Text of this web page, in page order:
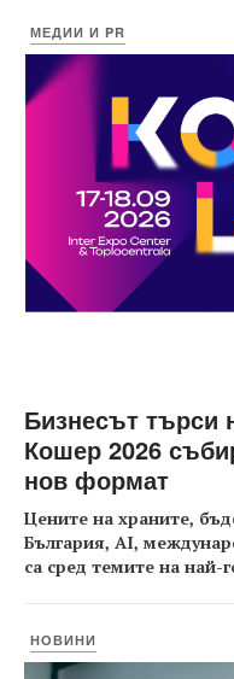
МЕДИИ И PR
Бизнесът търси
Кошер 2026
нов формат
Цените на храните,
България, AI,
са сред темите на най-
НОВИНИ